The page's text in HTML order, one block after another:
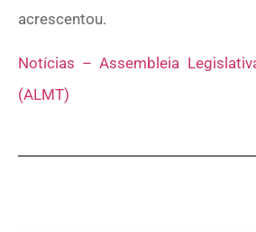
acrescentou.
Notícias – Assembleia
(ALMT)